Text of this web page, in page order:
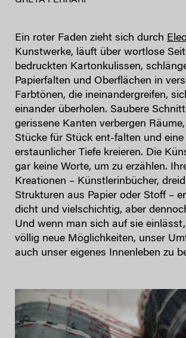
Ein roter Faden zieht sich durch
Kunstwerke, läuft über wortlose
bedruckten Kartonkulissen,
Papierfalten und Oberflächen in
Farbtönen, die ineinandergreifen,
einander überholen. Saubere
gerissene Kanten verbergen
Stücke für Stück ent-falten und
erstaunlicher Tiefe kreieren. Die
gar keine Worte, um zu erzählen.
Kreationen – Künstlerinbücher,
Strukturen aus Papier oder Stoff –
dicht und vielschichtig, aber
Und wenn man sich auf sie
völlig neue Möglichkeiten, unser
auch unser eigenes Innenleben zu